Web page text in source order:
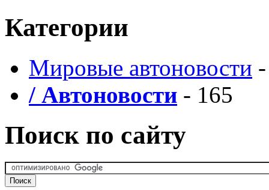
Категории
Мировые автоновости
/ Автоновости - 165
Поиск по сайту